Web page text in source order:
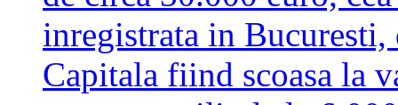
inregistrata in Bucuresti,
Capitala fiind scoasa la